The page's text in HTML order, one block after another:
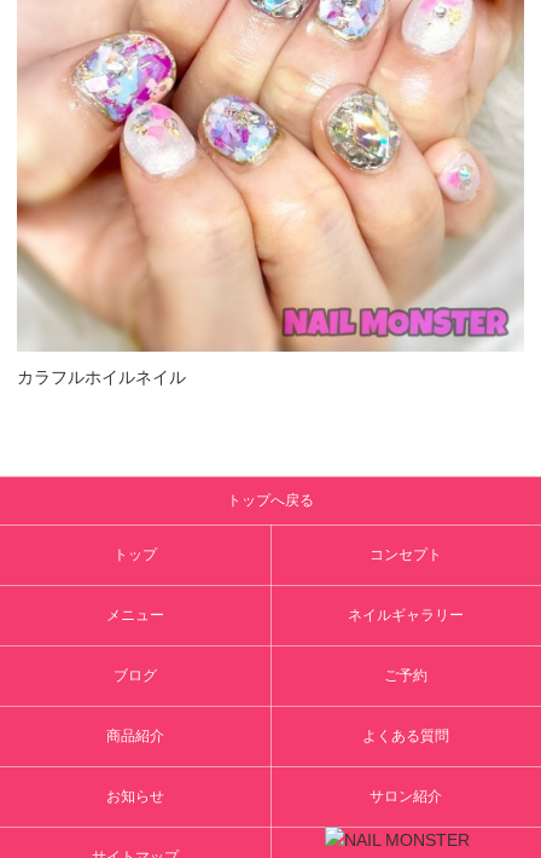
カラフルホイルネイル
トップへ戻る
トップ コンセプト
メニュー ネイルギャラリー
ブログ ご予約
商品紹介 よくある質問
お知らせ サロン紹介